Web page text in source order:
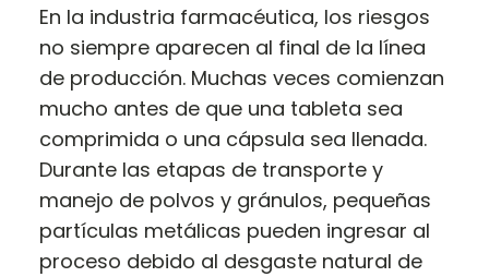
En la industria farmacéutica, los riesgos
no siempre aparecen al final de la línea
de producción. Muchas veces comienzan
mucho antes de que una tableta sea
comprimida o una cápsula sea llenada.
Durante las etapas de transporte y
manejo de polvos y gránulos, pequeñas
partículas metálicas pueden ingresar al
proceso debido al desgaste natural de